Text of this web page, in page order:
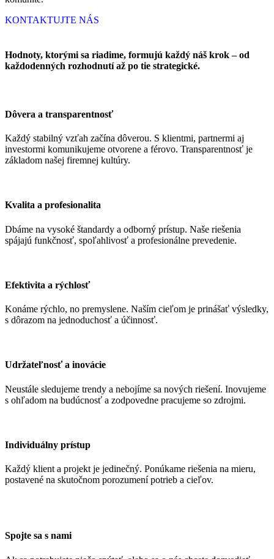
KONTAKTUJTE NÁS
Hodnoty, ktorými sa riadime, formujú každý náš krok – od
každodenných rozhodnutí až po tie strategické.
Dôvera a transparentnosť
Každý stabilný vzťah začína dôverou. S klientmi, partnermi aj
investormi komunikujeme otvorene a férovo. Transparentnosť je
základom našej firemnej kultúry.
Kvalita a profesionalita
Dbáme na vysoké štandardy a odborný prístup. Naše riešenia
spájajú funkčnosť, spoľahlivosť a profesionálne prevedenie.
Efektivita a rýchlosť
Konáme rýchlo, no premyslene. Naším cieľom je prinášať výsledky,
s dôrazom na jednoduchosť a účinnosť.
Udržateľnosť a inovácie
Neustále sledujeme trendy a nebojíme sa nových riešení. Inovujeme
s ohľadom na budúcnosť a zodpovedne pracujeme so zdrojmi.
Individuálny prístup
Každý klient a projekt je jedinečný. Ponúkame riešenia na mieru,
postavené na skutočnom porozumení potrieb a cieľov.
Spojte sa s nami